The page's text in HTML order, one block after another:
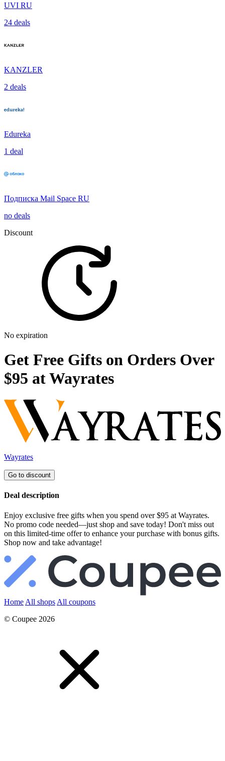
UVI RU
24 deals
KANZLER
2 deals
Edureka
1 deal
Подписка Mail Space RU
no deals
Discount
No expiration
Get Free Gifts on Orders Over
$95 at Wayrates
Wayrates
Go to discount
Deal description
Enjoy exclusive free gifts when you spend over $95 at Wayrates.
No promo code needed—just shop and save today! Don't miss out
on this limited-time offer to enhance your purchase with bonus gifts.
Shop now and take advantage!
Home All shops All coupons
© Coupee 2026